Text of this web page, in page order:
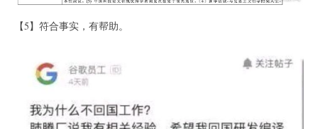
【5】符合事实，有帮助。